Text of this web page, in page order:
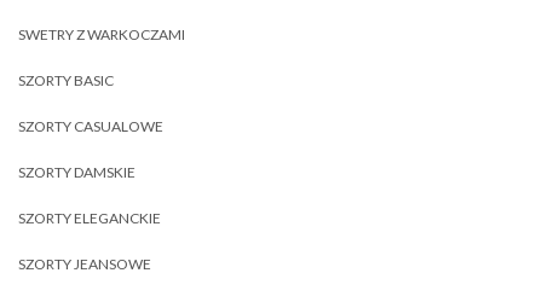
SWETRY Z WARKOCZAMI
SZORTY BASIC
SZORTY CASUALOWE
SZORTY DAMSKIE
SZORTY ELEGANCKIE
SZORTY JEANSOWE